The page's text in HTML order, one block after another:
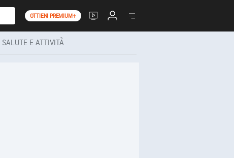
OTTIENI PREMIUM+
SALUTE E ATTIVITÀ